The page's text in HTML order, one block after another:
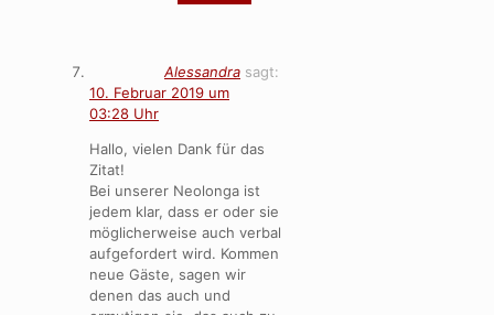
Alessandra sagt:
10. Februar 2019 um
03:28 Uhr
Hallo, vielen Dank für das
Zitat!
Bei unserer Neolonga ist
jedem klar, dass er oder sie
möglicherweise auch verbal
aufgefordert wird. Kommen
neue Gäste, sagen wir
denen das auch und